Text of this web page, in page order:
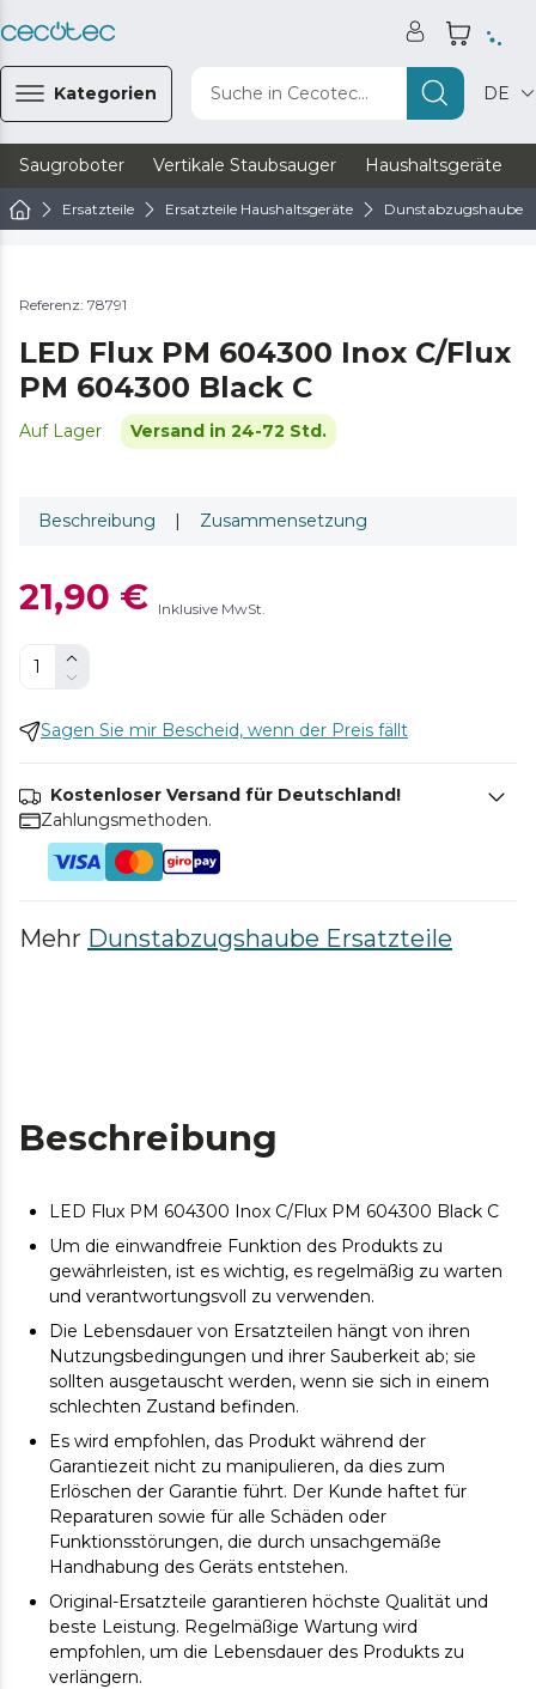
Kategorien Suche in Cecotec... DE
Saugroboter Vertikale Staubsauger Haushaltsgeräte
Ersatzteile Ersatzteile Haushaltsgeräte Dunstabzugshaube
Referenz: 78791
LED Flux PM 604300 Inox C/Flux
PM 604300 Black C
Auf Lager Versand in 24-72 Std.
Beschreibung | Zusammensetzung
21,90 € Inklusive MwSt.
Sagen Sie mir Bescheid, wenn der Preis fällt
Kostenloser Versand für Deutschland!
Zahlungsmethoden.
Mehr Dunstabzugshaube Ersatzteile
Beschreibung
LED Flux PM 604300 Inox C/Flux PM 604300 Black C
Um die einwandfreie Funktion des Produkts zu
gewährleisten, ist es wichtig, es regelmäßig zu warten
und verantwortungsvoll zu verwenden.
Die Lebensdauer von Ersatzteilen hängt von ihren
Nutzungsbedingungen und ihrer Sauberkeit ab; sie
sollten ausgetauscht werden, wenn sie sich in einem
schlechten Zustand befinden.
Es wird empfohlen, das Produkt während der
Garantiezeit nicht zu manipulieren, da dies zum
Erlöschen der Garantie führt. Der Kunde haftet für
Reparaturen sowie für alle Schäden oder
Funktionsstörungen, die durch unsachgemäße
Handhabung des Geräts entstehen.
Original-Ersatzteile garantieren höchste Qualität und
beste Leistung. Regelmäßige Wartung wird
empfohlen, um die Lebensdauer des Produkts zu
verlängern.